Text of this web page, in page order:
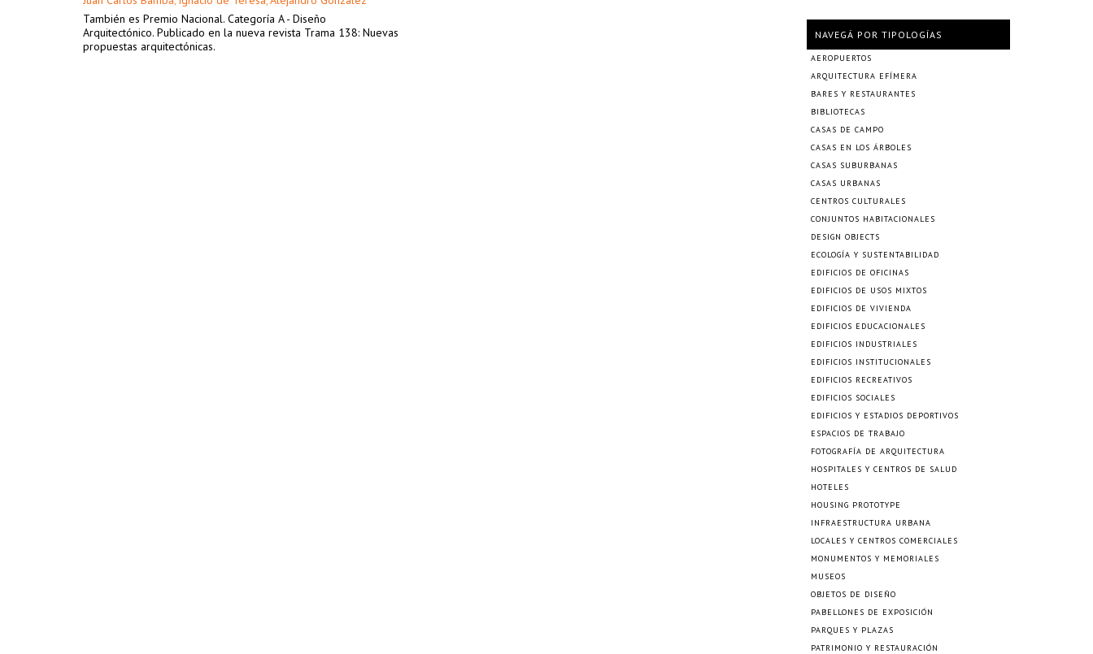
También es Premio Nacional. Categoría A - Diseño
Arquitectónico. Publicado en la nueva revista Trama 138: Nuevas
propuestas arquitectónicas.
NAVEGÁ POR TIPOLOGÍAS
AEROPUERTOS
ARQUITECTURA EFÍMERA
BARES Y RESTAURANTES
BIBLIOTECAS
CASAS DE CAMPO
CASAS EN LOS ÁRBOLES
CASAS SUBURBANAS
CASAS URBANAS
CENTROS CULTURALES
CONJUNTOS HABITACIONALES
DESIGN OBJECTS
ECOLOGÍA Y SUSTENTABILIDAD
EDIFICIOS DE OFICINAS
EDIFICIOS DE USOS MIXTOS
EDIFICIOS DE VIVIENDA
EDIFICIOS EDUCACIONALES
EDIFICIOS INDUSTRIALES
EDIFICIOS INSTITUCIONALES
EDIFICIOS RECREATIVOS
EDIFICIOS SOCIALES
EDIFICIOS Y ESTADIOS DEPORTIVOS
ESPACIOS DE TRABAJO
FOTOGRAFÍA DE ARQUITECTURA
HOSPITALES Y CENTROS DE SALUD
HOTELES
HOUSING PROTOTYPE
INFRAESTRUCTURA URBANA
LOCALES Y CENTROS COMERCIALES
MONUMENTOS Y MEMORIALES
MUSEOS
OBJETOS DE DISEÑO
PABELLONES DE EXPOSICIÓN
PARQUES Y PLAZAS
PATRIMONIO Y RESTAURACIÓN